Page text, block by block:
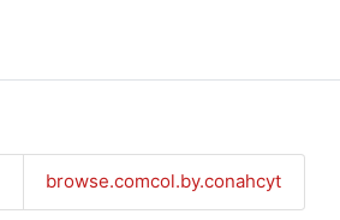
browse.comcol.by.conahcyt